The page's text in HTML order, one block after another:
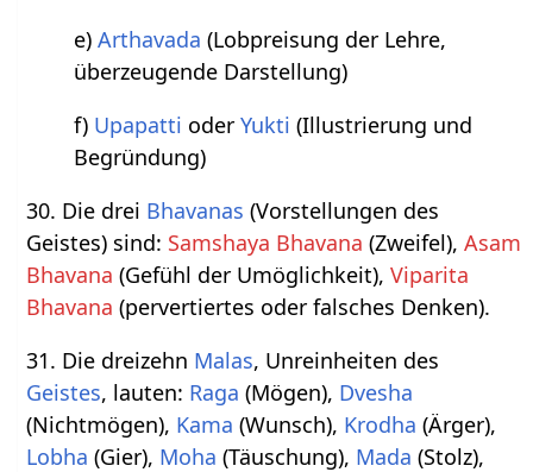
e)Arthavada (Lobpreisung der Lehre,
überzeugende Darstellung)
f) Upapatti oderYukti (Illustrierung und
Begründung)
30. Die drei Bhavanas (Vorstellungen des
Geistes) sind: Samshaya Bhavana (Zweifel),Asam
Bhavana (Gefühl der Umöglichkeit),Viparita
Bhavana (pervertiertes oder falsches Denken).
31. Die dreizehn Malas, Unreinheiten des
Geistes, lauten: Raga (Mögen), Dvesha
(Nichtmögen), Kama (Wunsch), Krodha (Ärger),
Lobha (Gier), Moha (Täuschung), Mada (Stolz),